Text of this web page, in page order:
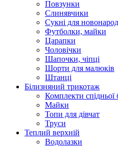
Повзунки
Слинявчики
Сукні для
Футболки, майки
Царапки
Чоловічки
Шапочки, чіпці
Шорти для малюків
Штанці
Білизняний трикотаж
Комплекти спідньої
Майки
Топи для дівчат
Труси
Теплий верхній
Водолазки